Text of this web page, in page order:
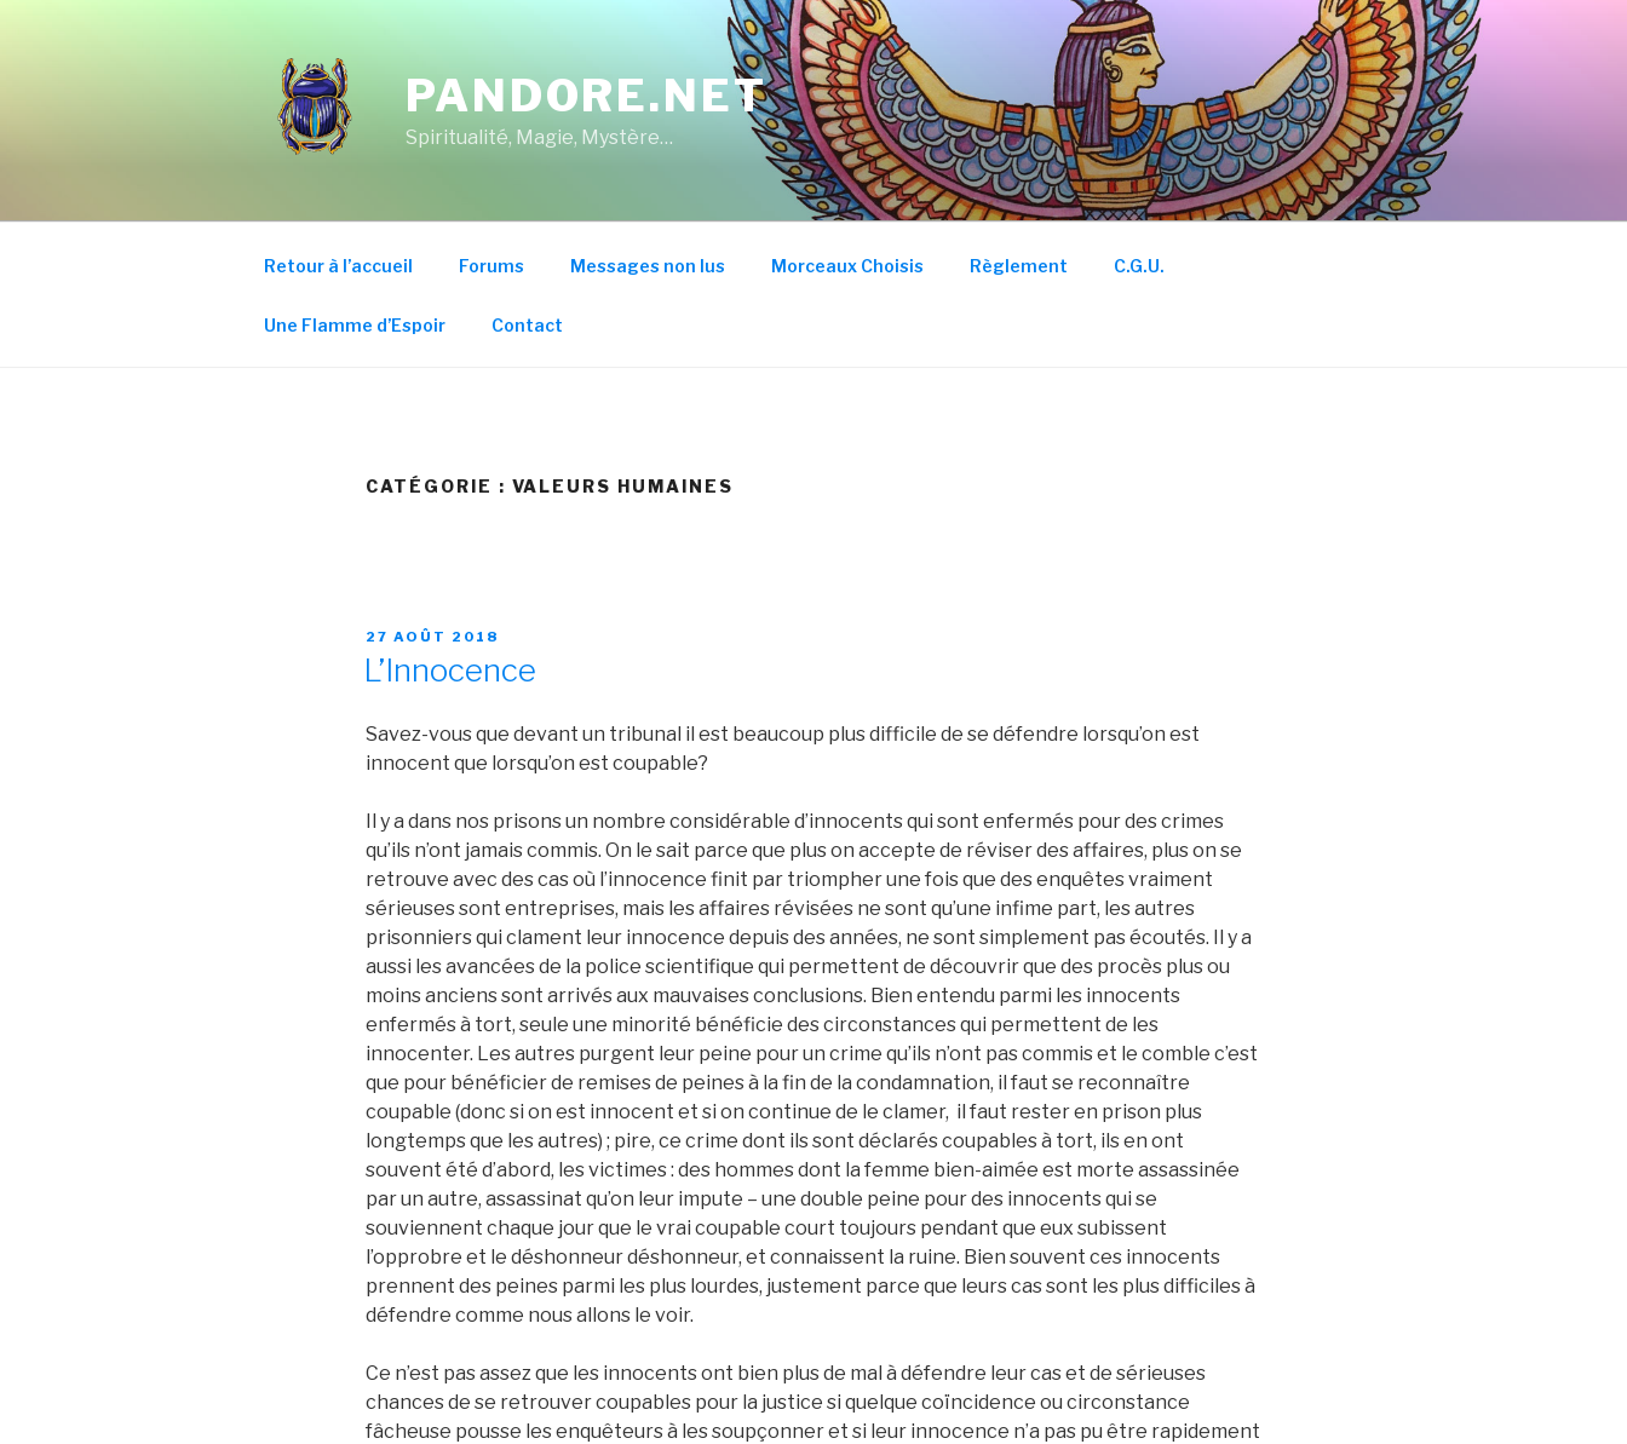
PANDORE.NET
Spiritualité, Magie, Mystère…
Retour à l’accueil Forums Messages non lus Morceaux Choisis Règlement C.G.U.
Une Flamme d’Espoir Contact
CATÉGORIE : VALEURS HUMAINES
PUBLIÉ
LE
27 AOÛT 2018
L’Innocence
Savez-vous que devant un tribunal il est beaucoup plus difficile de se défendre lorsqu’on est
innocent que lorsqu’on est coupable?
Il y a dans nos prisons un nombre considérable d’innocents qui sont enfermés pour des crimes
qu’ils n’ont jamais commis. On le sait parce que plus on accepte de réviser des affaires, plus on se
retrouve avec des cas où l’innocence finit par triompher une fois que des enquêtes vraiment
sérieuses sont entreprises, mais les affaires révisées ne sont qu’une infime part, les autres
prisonniers qui clament leur innocence depuis des années, ne sont simplement pas écoutés. Il y a
aussi les avancées de la police scientifique qui permettent de découvrir que des procès plus ou
moins anciens sont arrivés aux mauvaises conclusions. Bien entendu parmi les innocents
enfermés à tort, seule une minorité bénéficie des circonstances qui permettent de les
innocenter. Les autres purgent leur peine pour un crime qu’ils n’ont pas commis et le comble c’est
que pour bénéficier de remises de peines à la fin de la condamnation, il faut se reconnaître
coupable (donc si on est innocent et si on continue de le clamer, il faut rester en prison plus
longtemps que les autres) ; pire, ce crime dont ils sont déclarés coupables à tort, ils en ont
souvent été d’abord, les victimes : des hommes dont la femme bien-aimée est morte assassinée
par un autre, assassinat qu’on leur impute – une double peine pour des innocents qui se
souviennent chaque jour que le vrai coupable court toujours pendant que eux subissent
l’opprobre et le déshonneur déshonneur, et connaissent la ruine. Bien souvent ces innocents
prennent des peines parmi les plus lourdes, justement parce que leurs cas sont les plus difficiles à
défendre comme nous allons le voir.
Ce n’est pas assez que les innocents ont bien plus de mal à défendre leur cas et de sérieuses
chances de se retrouver coupables pour la justice si quelque coïncidence ou circonstance
fâcheuse pousse les enquêteurs à les soupçonner et si leur innocence n’a pas pu être rapidement